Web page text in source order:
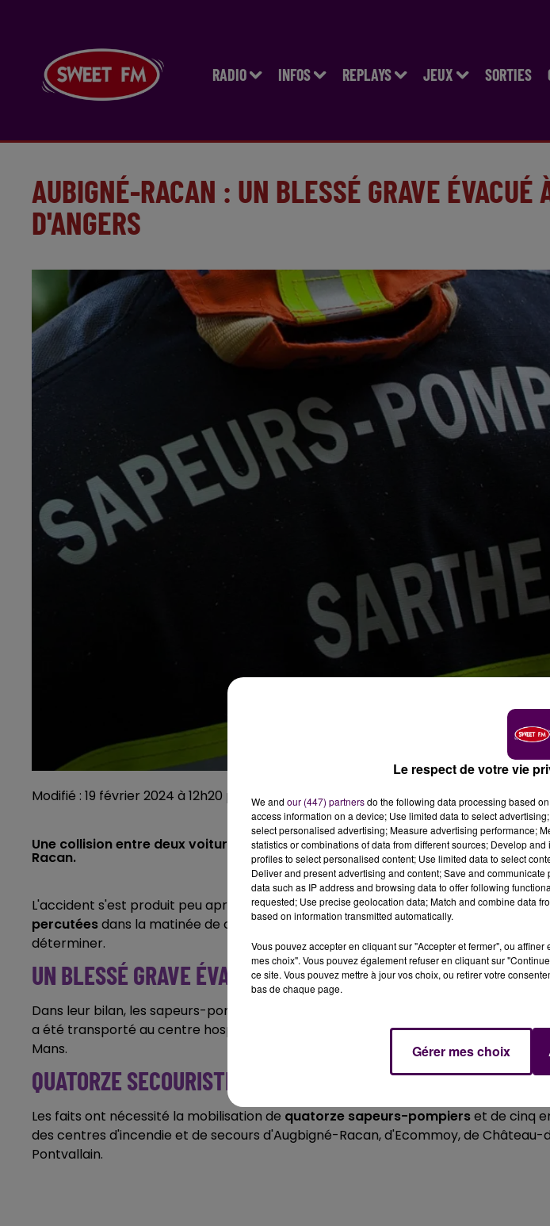
RADIO INFOS REPLAYS JEUX SORTIES
AUBIGNÉ-RACAN : UN BLESSÉ GRAVE ÉVACUÉ
D'ANGERS
Modifié : 19 février 2024 à 12h20 par Emilien Borderie
Une collision entre deux voitures a fait un blessé grave dans la matinée de ce
Racan.
L'accident s'est produit peu après 8h30 au niveau du lieu-dit du Clos-Saint-
percutéesdans la matinée de ce lundi 19 février à Aubigné-Racan, dans des
déterminer.
UN BLESSÉ GRAVE ÉVACUÉ À ANGERS
Dans leur bilan, les sapeurs-pompiers de la Sarthe font état de trois blessés : le
a été transporté au centre hospitalier d'Angers. Les deux autres, plus légèrement
Mans.
QUATORZE SECOURISTES MOBILISÉS
Les faits ont nécessité la mobilisation de quatorze sapeurs-pompierset de cinq
des centres d'incendie et de secours d'Augbigné-Racan, d'Ecommoy, de Château-
Pontvallain.
Le respect de votre vie
We and our (447) partnersdo the following data processing based
access information on a device; Use limited data to select
select personalised advertising; Measure advertising performance;
statistics or combinations of data from different sources; Develop
profiles to select personalised content; Use limited data to select
Deliver and present advertising and content; Save and
data such as IP address and browsing data to offer following
requested; Use precise geolocation data; Match and combine data
based on information transmitted automatically.
Vous pouvez accepter en cliquant sur "Accepter et fermer", ou
mes choix". Vous pouvez également refuser en cliquant sur
ce site. Vous pouvez mettre à jour vos choix, ou retirer votre
bas de chaque page.
Gérer mes choix